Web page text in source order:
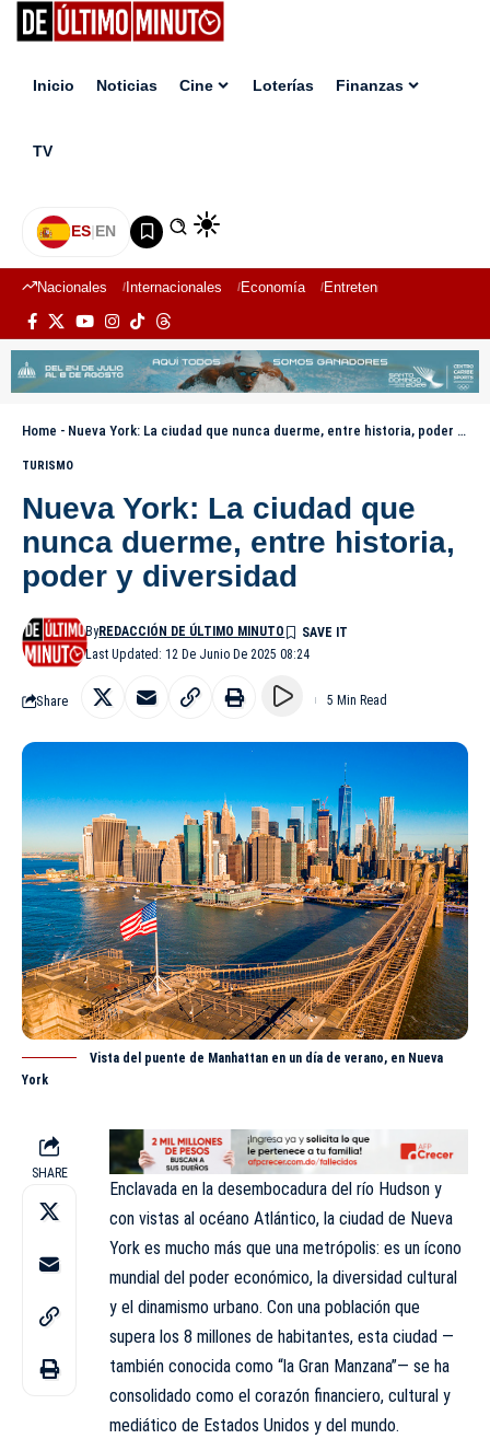
Inicio Noticias Cine Loterías Finanzas
TV
ES|EN
Nacionales Internacionales Economía Entretenimiento
Home - Nueva York: La ciudad que nunca duerme, entre historia, poder y diversidad
TURISMO
Nueva York: La ciudad que
nunca duerme, entre historia,
poder y diversidad
Last Updated: 12 De Junio De 2025 08:24
ByREDACCIÓN DE ÚLTIMO MINUTO
Share 5 Min Read
Vista del puente de Manhattan en un día de verano, en Nueva
York
SHARE
Enclavada en la desembocadura del río Hudson y
con vistas al océano Atlántico, la ciudad de Nueva
York es mucho más que una metrópolis: es un ícono
mundial del poder económico, la diversidad cultural
y el dinamismo urbano. Con una población que
supera los 8 millones de habitantes, esta ciudad —
también conocida como “la Gran Manzana”— se ha
consolidado como el corazón financiero, cultural y
mediático de Estados Unidos y del mundo.